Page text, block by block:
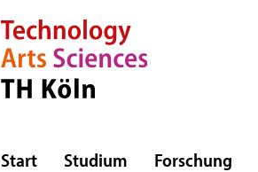
Direkt zur Hauptnavigation
Direkt zur Subnavigation
Direkt zum Inhalt
Direkt zum Fußbereich
Start Studium Forschung